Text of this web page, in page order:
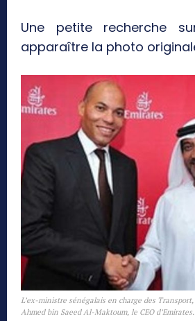
Une petite recherche
apparaître la photo
L’ex-ministre sénégalais en charge des
Ahmed bin Saeed Al-Maktoum, le CEO d’Emirates.